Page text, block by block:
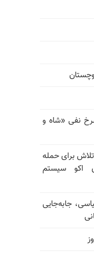
نفی «شاه و
۱۴ میلیون و ۶۲۸ هزار و ۵۹۵ تلاش برای حمله
اکو سیستم
جابه‌جایی